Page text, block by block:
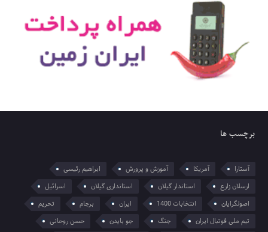
برچسب ها
آستارا آمریکا آموزش و پرورش
ابراهیم رئیسی
ارسلان زارع
استاندار گیلان استانداری گیلان
اسرائیل
اصولگرایان
انتخابات 1400 ایران برجام
تحریم
تیم ملی فوتبال ایران
جنگ جو بایدن
حسن روحانی